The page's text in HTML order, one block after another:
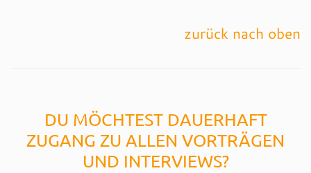
zurück nach oben
DU MÖCHTEST DAUERHAFT
ZUGANG ZU ALLEN VORTRÄGEN
UND INTERVIEWS?